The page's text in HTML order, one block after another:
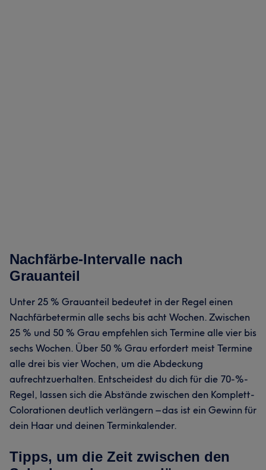
Nachfärbe-Intervalle nach
Grauanteil
Unter 25 % Grauanteil bedeutet in der Regel einen
Nachfärbetermin alle sechs bis acht Wochen. Zwischen
25 % und 50 % Grau empfehlen sich Termine alle vier bis
sechs Wochen. Über 50 % Grau erfordert meist Termine
alle drei bis vier Wochen, um die Abdeckung
aufrechtzuerhalten. Entscheidest du dich für die 70-%-
Regel, lassen sich die Abstände zwischen den Komplett-
Colorationen deutlich verlängern – das ist ein Gewinn für
dein Haar und deinen Terminkalender.
Tipps, um die Zeit zwischen den